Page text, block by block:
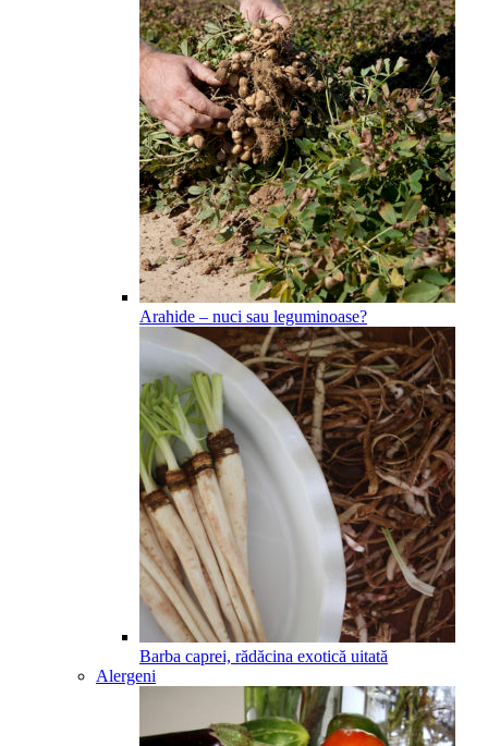
Arahide – nuci sau leguminoase?
Barba caprei, rădăcina exotică uitată
Alergeni